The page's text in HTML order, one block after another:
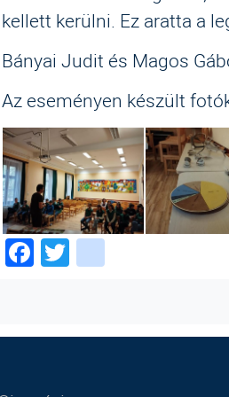
kellett kerülni. Ez aratta a
Bányai Judit és Magos
Az eseményen készült
Facebook
Twitter